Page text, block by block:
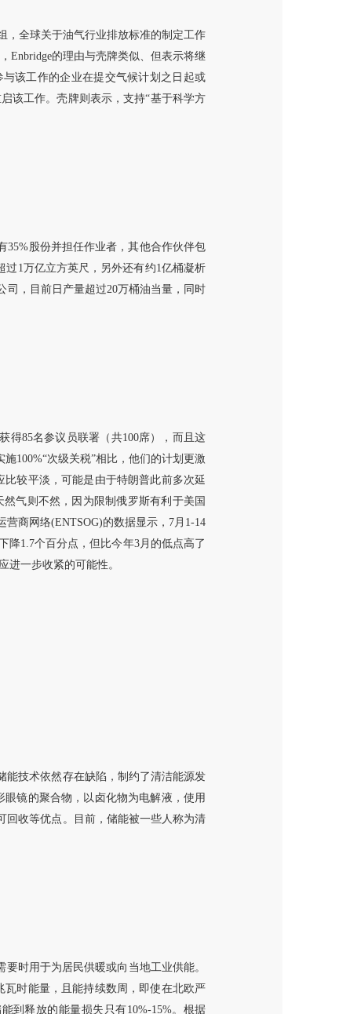
，全球关于油气行业排放标准的制定工作
Enbridge的理由与壳牌类似、但表示将继
该工作的企业在提交气候计划之日起或
该工作。壳牌则表示，支持“基于科学方
35%股份并担任作业者，其他合作伙伴包
过1万亿立方英尺，另外还有约1亿桶凝析
司，目前日产量超过20万桶油当量，同时
得85名参议员联署（共100席），而且这
100%“次级关税”相比，他们的计划更激
较平淡，可能是由于特朗普此前多次延
气则不然，因为限制俄罗斯有利于美国
商网络(ENTSOG)的数据显示，7月1-14
降1.7个百分点，但比今年3月的低点高了
进一步收紧的可能性。
能技术依然存在缺陷，制约了清洁能源发
眼镜的聚合物，以卤化物为电解液，使用
回收等优点。目前，储能被一些人称为清
时用于为居民供暖或向当地工业供能。
瓦时能量，且能持续数周，即使在北欧严
到释放的能量损失只有10%-15%。根据